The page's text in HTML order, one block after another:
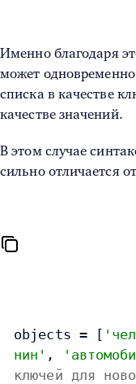
Именно благодаря
может
списка в качестве
качестве значений.
В этом случае
сильно отличается
objects = [
нин' ,
ключей для